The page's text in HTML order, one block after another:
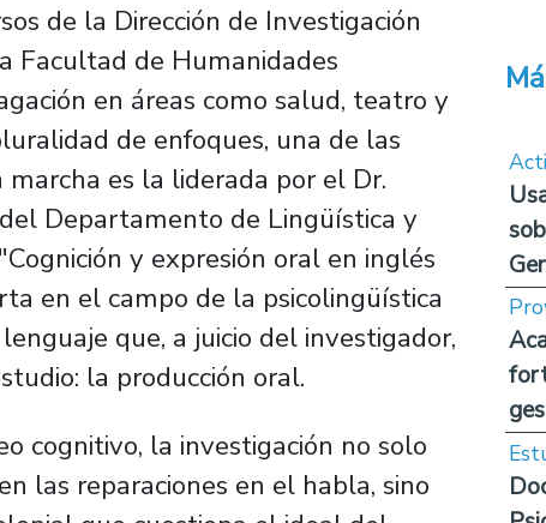
de la Dirección de Investigación
Facultad de Humanidades
en áreas como salud, teatro y
de enfoques, una de las
es la liderada por el Dr.
Departamento de Lingüística y
"Cognición y expresión oral en inglés
en el campo de la psicolingüística
que, a juicio del investigador,
la producción oral.
cognitivo, la investigación no solo
las reparaciones en el habla, sino